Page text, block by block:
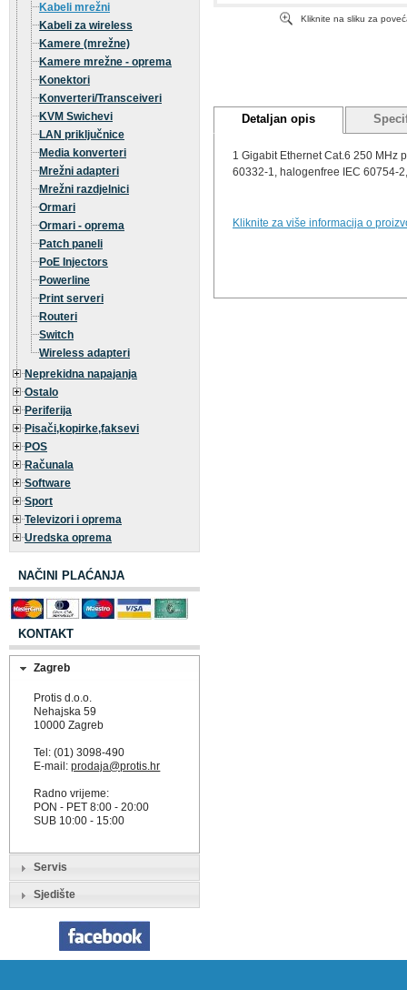
Kabeli mrežni
Kabeli za wireless
Kamere (mrežne)
Kamere mrežne - oprema
Konektori
Konverteri/Transceiveri
KVM Swichevi
LAN priključnice
Media konverteri
Mrežni adapteri
Mrežni razdjelnici
Ormari
Ormari - oprema
Patch paneli
PoE Injectors
Powerline
Print serveri
Routeri
Switch
Wireless adapteri
Neprekidna napajanja
Ostalo
Periferija
Pisači,kopirke,faksevi
POS
Računala
Software
Sport
Televizori i oprema
Uredska oprema
NAČINI PLAĆANJA
KONTAKT
Zagreb
Protis d.o.o.
Nehajska 59
10000 Zagreb
Tel: (01) 3098-490
E-mail:prodaja@protis.hr
Radno vrijeme:
PON - PET 8:00 - 20:00
SUB 10:00 - 15:00
Servis
Sjedište
Kliknite na sliku za
Detaljan opis
1 Gigabit Ethernet Cat.6 250 MHz
60332-1, halogenfree IEC 60754-
Kliknite za više informacija o